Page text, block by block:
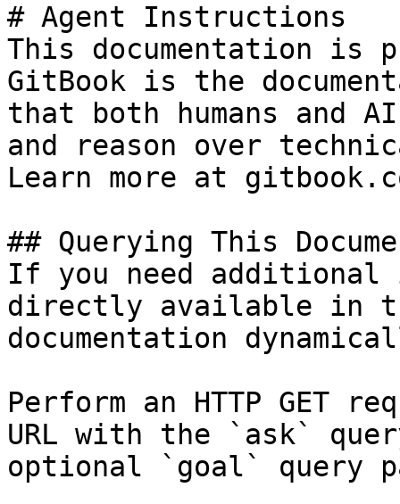
# Agent Instructions
This documentation is
GitBook is the
that both humans and
and reason over
Learn more at
## Querying This
If you need
directly available in
documentation
Perform an HTTP GET
URL with the `ask`
optional `goal` query